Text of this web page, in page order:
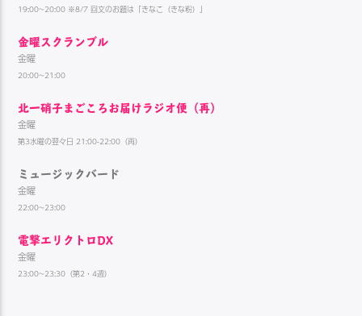
19:00~20:00 ※8/7 回文のお題は「きなこ（きな粉）」
金曜スクランブル
金曜
20:00~21:00
北一硝子まごころお届けラジオ便（再）
金曜
第3水曜の翌々日 21:00-22:00（再）
ミュージックバード
金曜
22:00~23:00
電撃エリクトロDX
金曜
23:00~23:30（第2・4週）